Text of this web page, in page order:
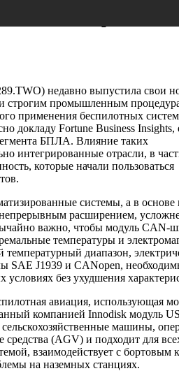
недавно выпустила свои
строгим промышленным
применения беспилотных
докладу Fortune Business Insights,
БПЛА. Влияние таких
интегрированные отрасли, в
которые начали пользоваться
системы, а в основе
расширением,
важно, чтобы модуль CAN-
температуры и
диапазон,
SAE J1939 и CANopen,
без ухудшения
авиация, использующая
компанией Innodisk модуль
машины,
(AGV) и подходит для
взаимодействует с бортовым
на наземных станциях.